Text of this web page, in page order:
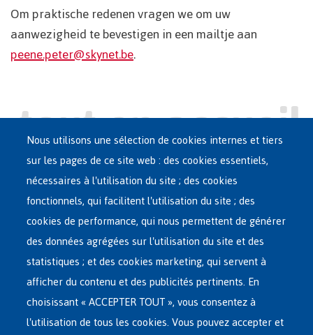
Om praktische redenen vragen we om uw
aanwezigheid te bevestigen in een mailtje aan
peene.peter@skynet.be.
Main
French
Menu
ASILE EN BELGIQUE
RÉSEAU D'ACCUEIL
RETOUR VOLONTAIRE
INTERNATIONAL
Nous utilisons une sélection de cookies internes et tiers
sur les pages de ce site web : des cookies essentiels,
nécessaires à l'utilisation du site ; des cookies
fonctionnels, qui facilitent l'utilisation du site ; des
cookies de performance, qui nous permettent de générer
des données agrégées sur l'utilisation du site et des
statistiques ; et des cookies marketing, qui servent à
afficher du contenu et des publicités pertinents. En
choisissant « ACCEPTER TOUT », vous consentez à
l'utilisation de tous les cookies. Vous pouvez accepter et